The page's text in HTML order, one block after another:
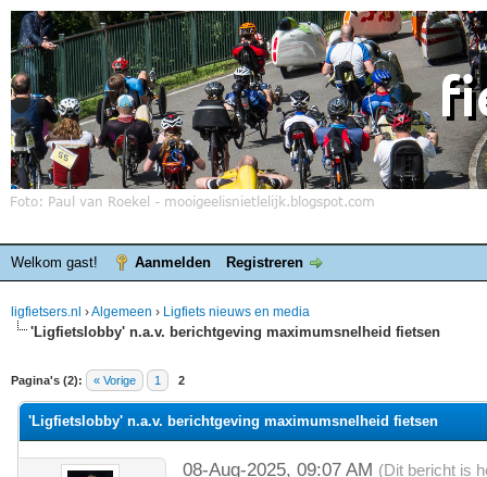
Welkom gast! Aanmelden Registreren
ligfietsers.nl ›Algemeen › Ligfiets nieuws en media
'Ligfietslobby' n.a.v. berichtgeving maximumsnelheid fietsen
Pagina's (2): « Vorige 1 2
waardering is 0
'Ligfietslobby' n.a.v. berichtgeving maximumsnelheid fietsen
08-Aug-2025, 09:07 AM (Dit bericht is